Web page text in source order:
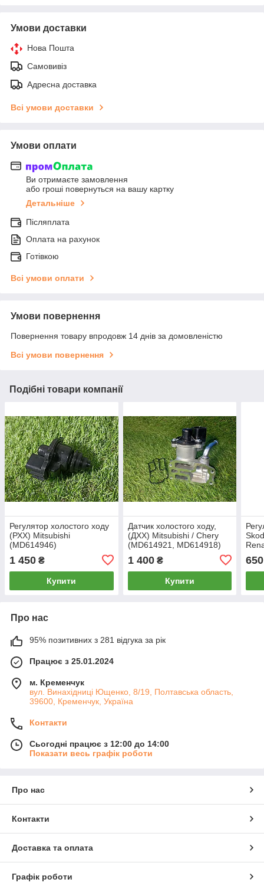
Умови доставки
Нова Пошта
Самовивіз
Адресна доставка
Всі умови доставки
Умови оплати
Ви отримаєте замовлення
або гроші повернуться на вашу картку
Детальніше
Післяплата
Оплата на рахунок
Готівкою
Всі умови оплати
Умови повернення
Повернення товару впродовж 14 днів за домовленістю
Всі умови повернення
Подібні товари компанії
Регулятор холостого ходу
(РХХ) Mitsubishi
(MD614946)
1 450 ₴
Купити
Датчик холостого ходу,
(ДХХ) Mitsubishi / Chery
(MD614921, MD614918)
1 400₴
Купити
650
Про нас
95% позитивних з 281 відгука за рік
Працює з 25.01.2024
м. Кременчук
вул. Винахідниці Ющенко, 8/19, Полтавська область,
39600, Кременчук, Україна
Контакти
Сьогодні працює з 12:00 до 14:00
Показати весь графік роботи
Про нас
Контакти
Доставка та оплата
Графік роботи